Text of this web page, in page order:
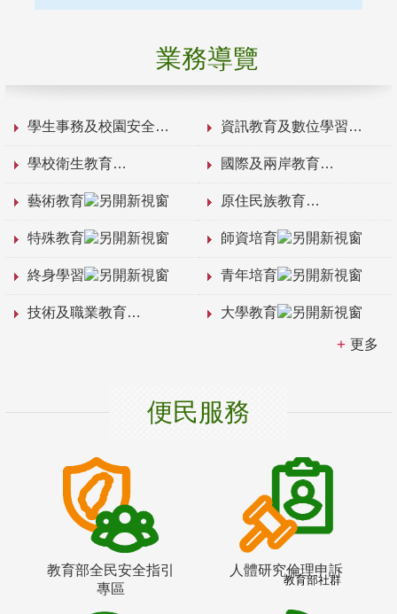
業務導覽
學生事務及校園安全 資訊教育及數位學習
學校衛生教育 國際及兩岸教育
藝術教育 原住民族教育
特殊教育 師資培育
終身學習 青年培育
技術及職業教育 大學教育
更多
便民服務
教育部全民安全指引
專區
人體研究倫理申訴
教育部社群